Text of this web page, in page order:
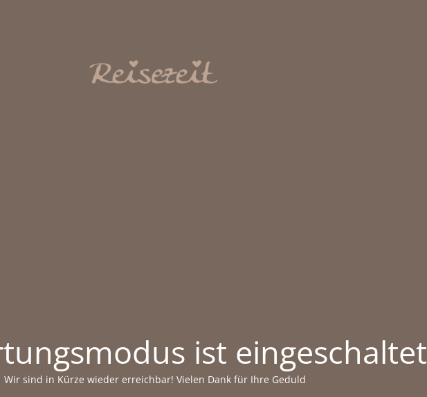
ist eingeschaltet
Wir sind in Kürze wieder erreichbar! Vielen Dank für Ihre Geduld